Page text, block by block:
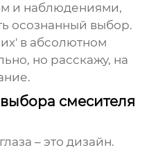
и наблюдениями,
осознанный выбор.
в абсолютном
но расскажу, на
смесителя
– это дизайн.